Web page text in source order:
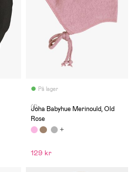
På lager
(1)
Joha Babyhue Merinould, Old
Rose
129 kr